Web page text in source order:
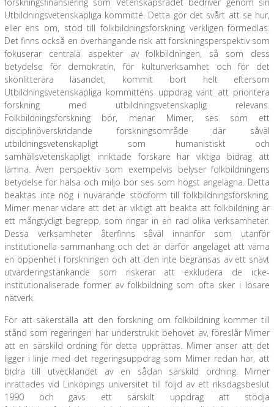
Utbildningsvetenskapliga kommitté. Detta gör det svårt att se hur,
eller ens om, stöd till folkbildningsforskning verkligen förmedlas.
Det finns också en överhängande risk att forskningsperspektiv som
fokuserar centrala aspekter av folkbildningen, så som dess
betydelse för demokratin, för kulturverksamhet och för det
skönlitterära läsandet, kommit bort helt eftersom
Utbildningsvetenskapliga kommitténs uppdrag varit att prioritera
forskning med utbildningsvetenskaplig relevans.
Folkbildningsforskning bör, menar Mimer, ses som ett
disciplinöverskridande forskningsområde där såväl
utbildningsvetenskapligt som humanistiskt och
samhällsvetenskapligt inriktade forskare har viktiga bidrag att
lämna. Även perspektiv som exempelvis belyser folkbildningens
betydelse för hälsa och miljö bör ses som högst angelägna. Detta
beaktas inte nog i nuvarande stödform till folkbildningsforskning.
Mimer menar vidare att det är viktigt att beakta att folkbildning är
ett mångtydigt begrepp, som ringar in en rad olika verksamheter.
Dessa verksamheter återfinns såväl innanför som utanför
institutionella sammanhang och det är därför angeläget att värna
en öppenhet i forskningen och att den inte begränsas av ett snävt
utvärderingstänkande som riskerar att exkludera de icke-
institutionaliserade former av folkbildning som ofta sker i lösare
nätverk.
För att säkerställa att den forskning om folkbildning kommer till
stånd som regeringen har understrukit behovet av, föreslår Mimer
att en särskild ordning för detta upprättas. Mimer anser att det
ligger i linje med det regeringsuppdrag som Mimer redan har, att
bidra till utvecklandet av en sådan särskild ordning. Mimer
inrättades vid Linköpings universitet till följd av ett riksdagsbeslut
1990 och gavs ett särskilt uppdrag att stödja